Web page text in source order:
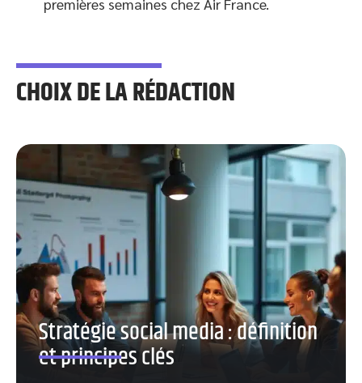
premières semaines chez Air France.
CHOIX DE LA RÉDACTION
Stratégie social media : définition
et principes clés